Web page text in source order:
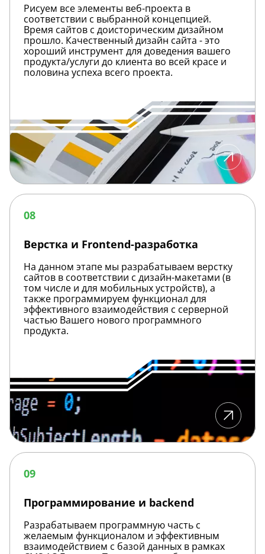
Рисуем все элементы веб-проекта в
соответствии с выбранной концепцией.
Время сайтов с доисторическим дизайном
прошло. Качественный дизайн сайта - это
хороший инструмент для доведения вашего
продукта/услуги до клиента во всей красе и
половина успеха всего проекта.
Верстка
и
Frontend-
08
Верстка и Frontend-разработка
На данном этапе мы разрабатываем верстку
сайтов в соответствии с дизайн-макетами (в
том числе и для мобильных устройств), а
также программируем функционал для
эффективного взаимодействия с серверной
частью Вашего нового программного
продукта.
Программирование
и
backend
09
Программирование и backend
Разрабатываем программную часть с
желаемым функционалом и эффективным
взаимодействием с базой данных в рамках